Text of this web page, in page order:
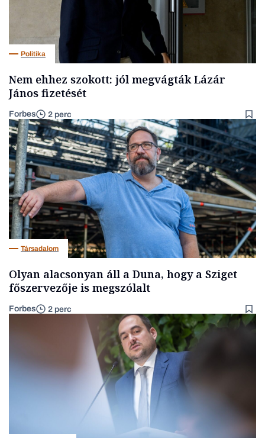
Politika
Nem ehhez szokott: jól megvágták Lázár
János fizetését
Forbes 2 perc
Társadalom
Olyan alacsonyan áll a Duna, hogy a Sziget
főszervezője is megszólalt
Forbes 2 perc